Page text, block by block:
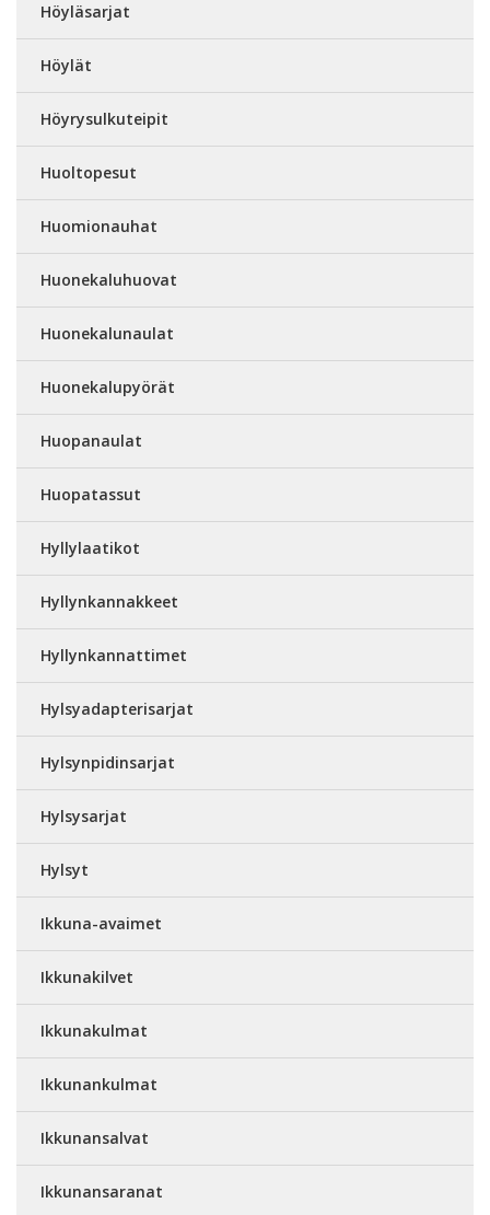
Höyläsarjat
Höylät
Höyrysulkuteipit
Huoltopesut
Huomionauhat
Huonekaluhuovat
Huonekalunaulat
Huonekalupyörät
Huopanaulat
Huopatassut
Hyllylaatikot
Hyllynkannakkeet
Hyllynkannattimet
Hylsyadapterisarjat
Hylsynpidinsarjat
Hylsysarjat
Hylsyt
Ikkuna-avaimet
Ikkunakilvet
Ikkunakulmat
Ikkunankulmat
Ikkunansalvat
Ikkunansaranat